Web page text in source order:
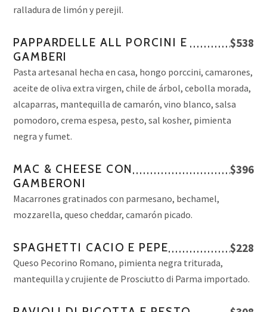
ralladura de limón y perejil.
PAPPARDELLE ALL PORCINI E
GAMBERI
Pasta artesanal hecha en casa, hongo porccini, camarones,
aceite de oliva extra virgen, chile de árbol, cebolla morada,
alcaparras, mantequilla de camarón, vino blanco, salsa
pomodoro, crema espesa, pesto, sal kosher, pimienta
negra y fumet.
$538
MAC & CHEESE CON
GAMBERONI
Macarrones gratinados con parmesano, bechamel,
mozzarella, queso cheddar, camarón picado.
$396
SPAGHETTI CACIO E PEPE
Queso Pecorino Romano, pimienta negra triturada,
mantequilla y crujiente de Prosciutto di Parma importado.
$228